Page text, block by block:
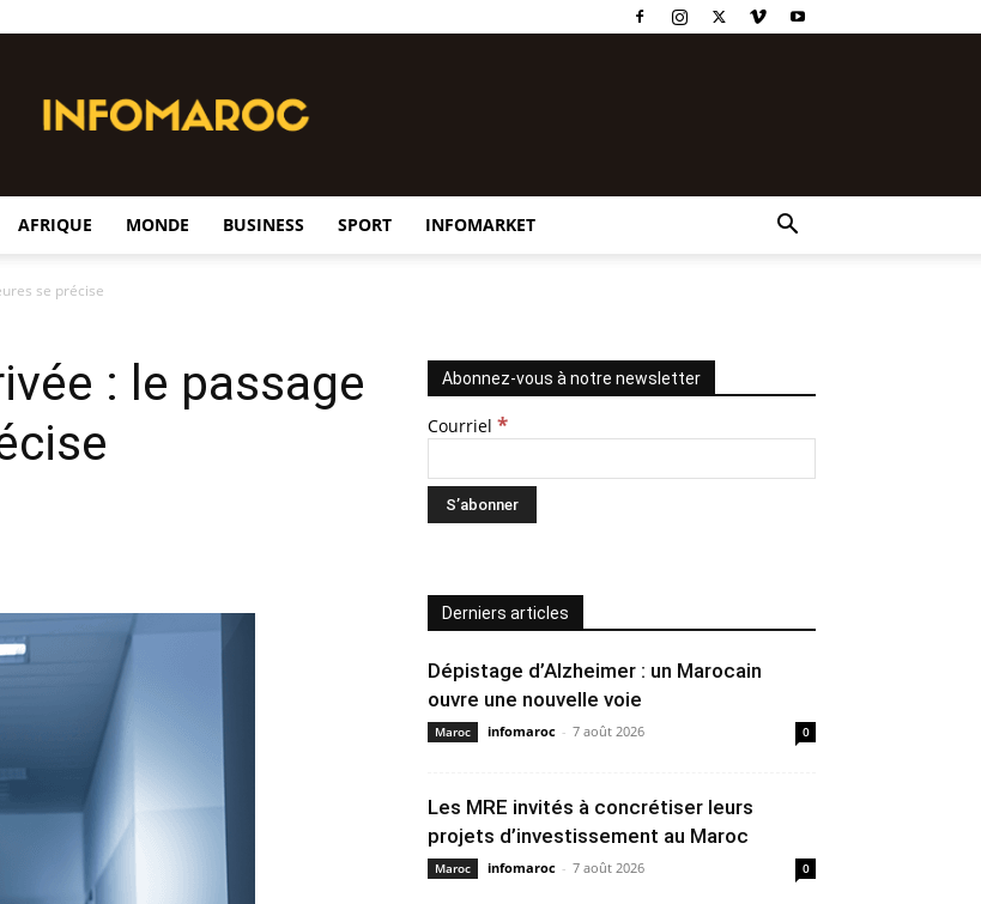
AFRIQUE MONDE BUSINESS SPORT INFOMARKET
se précise
: le passage
Abonnez-vous à notre newsletter
Courriel *
Derniers articles
Dépistage d’Alzheimer : un Marocain
ouvre une nouvelle voie
Maroc infomaroc - 7 août 2026 0
Les MRE invités à concrétiser leurs
projets d’investissement au Maroc
Maroc infomaroc - 7 août 2026 0